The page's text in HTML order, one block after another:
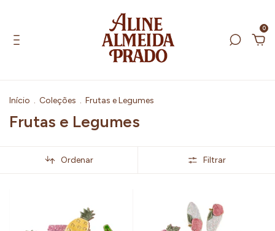
0
Início . Coleções . Frutas e Legumes
Frutas e Legumes
Ordenar Filtrar